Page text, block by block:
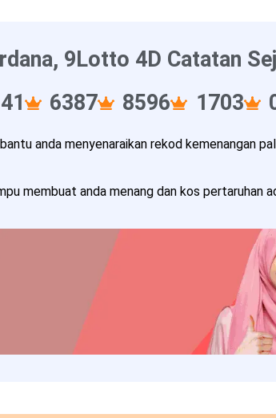
9Lotto 4D Catatan
6387 8596 1703
anda menyenaraikan rekod kemenangan
membuat anda menang dan kos pertaruhan